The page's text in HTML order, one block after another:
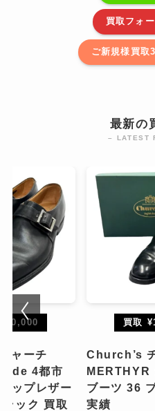
買取フォ
ご新規様買取
最新の
– LATEST
ャーチ
4都市
ップレザー
ック 買取
買取
Church’s
MERTHYR
ブーツ 36
実績